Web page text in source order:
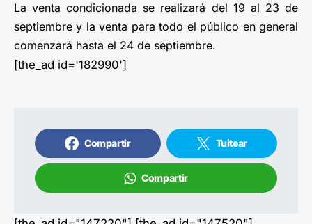
La venta condicionada se realizará del 19 al 23 de
septiembre y la venta para todo el público en general
comenzará hasta el 24 de septiembre.
[the_ad id='182990']
Compartir Tuitear
Compartir